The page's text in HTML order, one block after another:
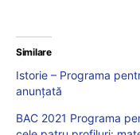
Similare
Istorie – Programa
anunțată
BAC 2021 Programa